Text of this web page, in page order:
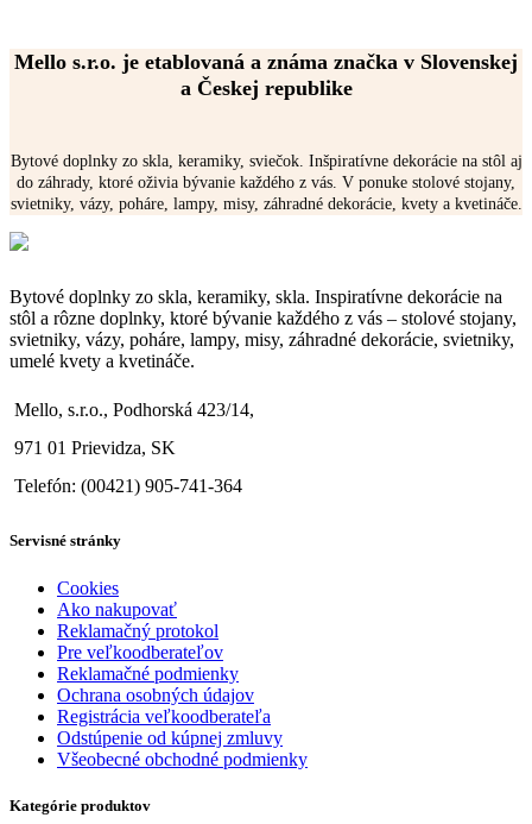
Mello s.r.o. je etablovaná a známa značka v Slovenskej
a Českej republike
Bytové doplnky zo skla, keramiky, sviečok. Inšpiratívne dekorácie na stôl aj
do záhrady, ktoré oživia bývanie každého z vás. V ponuke stolové stojany,
svietniky, vázy, poháre, lampy, misy, záhradné dekorácie, kvety a kvetináče.
Bytové doplnky zo skla, keramiky, skla. Inspiratívne dekorácie na
stôl a rôzne doplnky, ktoré bývanie každého z vás – stolové stojany,
svietniky, vázy, poháre, lampy, misy, záhradné dekorácie, svietniky,
umelé kvety a kvetináče.
Mello, s.r.o., Podhorská 423/14,
971 01 Prievidza, SK
Telefón: (00421) 905-741-364
Servisné stránky
Cookies
Ako nakupovať
Reklamačný protokol
Pre veľkoodberateľov
Reklamačné podmienky
Ochrana osobných údajov
Registrácia veľkoodberateľa
Odstúpenie od kúpnej zmluvy
Všeobecné obchodné podmienky
Kategórie produktov